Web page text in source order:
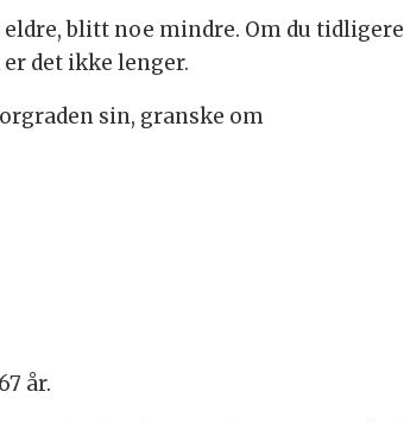
blitt noe mindre. Om du tidligere
det ikke lenger.
sin, granske om
år.